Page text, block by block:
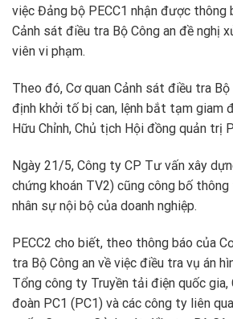
việc Đảng bộ PECC1 nhận được thông
Cảnh sát điều tra Bộ Công an đề nghị
viên vi phạm.
Theo đó, Cơ quan Cảnh sát điều tra
định khởi tố bị can, lệnh bắt tạm giam
Hữu Chỉnh, Chủ tịch Hội đồng quản trị
Ngày 21/5, Công ty CP Tư vấn xây
chứng khoán TV2) cũng công bố
nhân sự nội bộ của doanh nghiệp.
PECC2 cho biết, theo thông báo của
tra Bộ Công an về việc điều tra vụ án
Tổng công ty Truyền tải điện quốc gia,
đoàn PC1 (PC1) và các công ty liên